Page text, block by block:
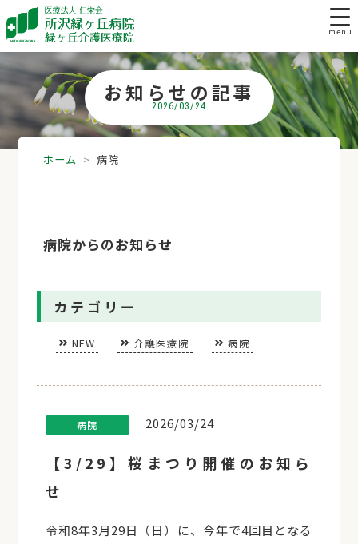
お知らせの記事
2026/03/24
ホーム > 病院
病院からのお知らせ
カテゴリー
NEW 介護医療院 病院
病院 2026/03/24
【3/29】桜まつり開催のお知ら
せ
令和8年3月29日（日）に、今年で4回目となる
menu